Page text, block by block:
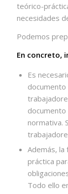
teórico-
necesidades
Podemos
En concreto,
Es
normativa.
Además, la
práctica
Todo ello